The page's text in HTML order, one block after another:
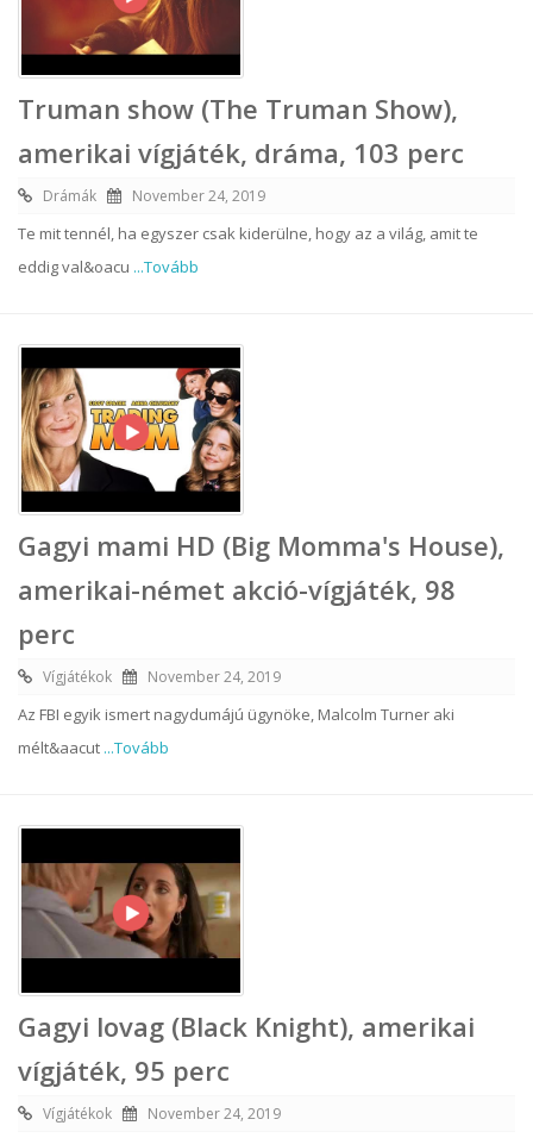
Truman show (The Truman Show),
amerikai vígjáték, dráma, 103 perc
Drámák November 24, 2019
Te mit tennél, ha egyszer csak kiderülne, hogy az a világ, amit te
eddig val&oacu ...Tovább
Gagyi mami HD (Big Momma's House),
amerikai-német akció-vígjáték, 98
perc
Vígjátékok November 24, 2019
Az FBI egyik ismert nagydumájú ügynöke, Malcolm Turner aki
mélt&aacut ...Tovább
Gagyi lovag (Black Knight), amerikai
vígjáték, 95 perc
Vígjátékok November 24, 2019